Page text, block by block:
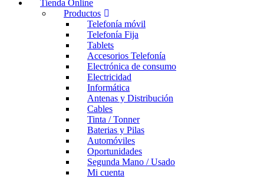
Tienda Online
Productos
Telefonía móvil
Telefonía Fija
Tablets
Accesorios Telefonía
Electrónica de consumo
Electricidad
Informática
Antenas y Distribución
Cables
Tinta / Tonner
Baterias y Pilas
Automóviles
Oportunidades
Segunda Mano / Usado
Mi cuenta